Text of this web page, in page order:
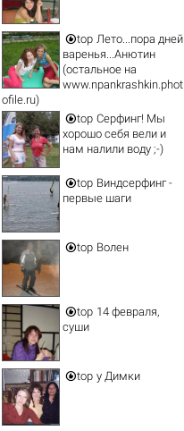
top Лето...пора дней
варенья...Анютин
(остальное на
www.npankrashkin.phot
ofile.ru)
top Серфинг! Мы
хорошо себя вели и
нам налили воду ;-)
top Виндсерфинг -
первые шаги
top Волен
top 14 февраля,
суши
top у Димки